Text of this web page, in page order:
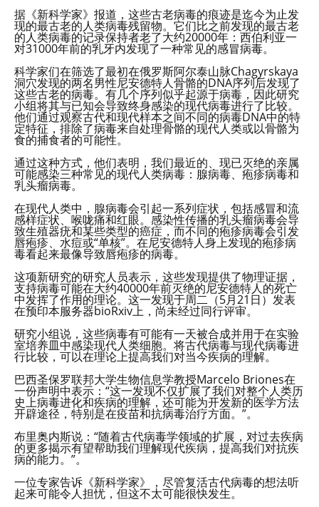
据《新科学家》报道，这些古老病毒的痕迹是迄今为止发
现的最古老的人类病毒残留物。它们比之前发现的最古老
的人类病毒的记录保持者老了大约20000年：西伯利亚一
对31000年前的乳牙内发现了一种常见的感冒病毒。
科学家们在筛选了最初在俄罗斯阿尔泰山脉Chagyrskaya
洞穴发现的两名男性尼安德特人骨骼的DNA序列后发现了
这些古老的病毒。有几个序列似乎起源于病毒，因此研究
小组将其与已知会导致终身感染的现代病毒进行了比较。
他们通过观察古代和现代样本之间不同的病毒DNA中的特
定特征，排除了病毒来自处理骨骼的现代人类或以骨骼为
食的捕食者的可能性。
通过这种方式，他们表明，我们最近的、现已灭绝的亲属
可能感染三种常见的现代人类病毒：腺病毒、疱疹病毒和
乳头瘤病毒。
在现代人类中，腺病毒会引起一系列症状，包括感冒和流
感样症状、喉咙痛和红眼。感染性传播的乳头瘤病毒会导
致生殖器疣和某些类型的癌症，而不同的疱疹病毒会引发
唇疱疹、水痘或“单核”。在尼安德特人身上发现的疱疹病
毒看起来最像导致唇疱疹的病毒。
这项新研究的研究人员表示，这些发现提供了物理证据，
支持病毒可能在大约40000年前灭绝的尼安德特人的死亡
中发挥了作用的理论。这一发现于周二（5月21日）发表
在预印本服务器bioRxiv上，尚未经过同行评审。
研究小组说，这些病毒有可能有一天被合成并用于在实验
室培养皿中感染现代人类细胞。将古代病毒与现代病毒进
行比较，可以在理论上提高我们对当今疾病的理解。
巴西圣保罗联邦大学生物信息学教授Marcelo Briones在
一份声明中表示：“这一发现不仅扩展了我们对整个人类历
史上病毒进化和疾病的理解，还可能为开发新的医学方法
开辟途径，特别是在疫苗和抗病毒治疗方面。”。
布里奥内斯说：“随着古代病毒学领域的扩展，对过去疾病
的更多揭示有望帮助我们理解现代疾病，提高我们对抗疾
病的能力。”。
一位专家告诉《新科学家》，尽管复活古代病毒的想法听
起来可能令人担忧，但这不太可能很快发生。